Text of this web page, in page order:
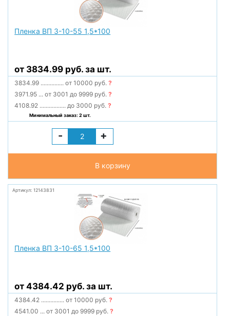
Пленка ВП 3-10-55 1,5*100
от 3834.99 руб. за шт.
3834.99 ............... от 10000 руб.?
3971.95 ... от 3001 до 9999 руб.?
4108.92 ................. до 3000 руб.?
Минимальный заказ: 2 шт.
- +
В корзину
Артикул: 12143831
Пленка ВП 3-10-65 1,5*100
от 4384.42 руб. за шт.
4384.42 ............... от 10000 руб.?
4541.00 ... от 3001 до 9999 руб.?